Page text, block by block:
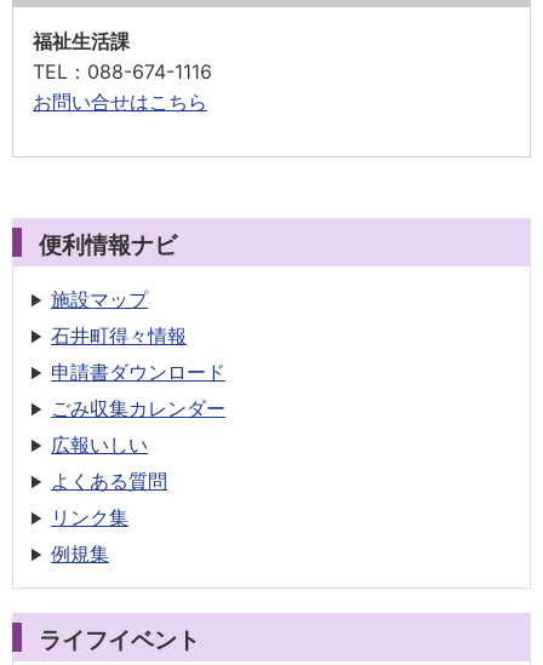
福祉生活課
TEL ：088-674-1116
お問い合せはこちら
便利情報ナビ
施設マップ
石井町得々情報
申請書ダウンロード
ごみ収集カレンダー
広報いしい
よくある質問
リンク集
例規集
ライフイベント